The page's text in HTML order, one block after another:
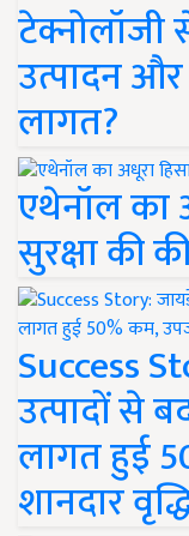
उत्पादन
लागत?
एथेनॉल का
सुरक्षा की
Success
उत्पादों से
लागत हुई
शानदार